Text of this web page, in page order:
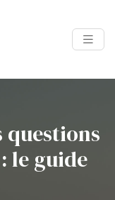
questions
le guide